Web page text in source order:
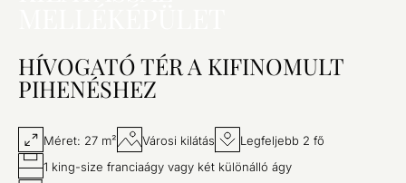
HÍVOGATÓ TÉR A KIFINOMULT
PIHENÉSHEZ
Méret: 27 m² Városi kilátás
Legfeljebb 2 fő
1 king-size franciaágy vagy két különálló ágy